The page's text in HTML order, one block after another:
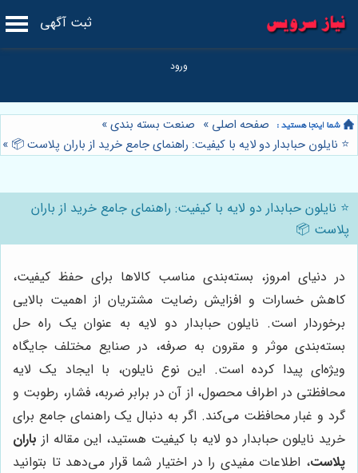
ثبت آگهی
صفحه اصلی » صنعت بسته بندی»
⭐️ نایلون حبابدار دو لایه با کیفیت: راهنمای جامع خرید از باران پلاست 📦 »
⭐️ نایلون حبابدار دو لایه با کیفیت: راهنمای جامع خرید از باران
پلاست 📦
در دنیای امروز، بسته‌بندی مناسب کالاها برای حفظ کیفیت،
کاهش خسارات و افزایش رضایت مشتریان از اهمیت بالایی
برخوردار است. نایلون حبابدار دو لایه به عنوان یک راه حل
بسته‌بندی موثر و مقرون به صرفه، در صنایع مختلف جایگاه
ویژه‌ای پیدا کرده است. این نوع نایلون، با ایجاد یک لایه
محافظتی در اطراف محصول، از آن در برابر ضربه، فشار، رطوبت و
گرد و غبار محافظت می‌کند. اگر به دنبال یک راهنمای جامع برای
خرید نایلون حبابدار دو لایه با کیفیت هستید، این مقاله از باران
پلاست، اطلاعات مفیدی را در اختیار شما قرار می‌دهد تا بتوانید